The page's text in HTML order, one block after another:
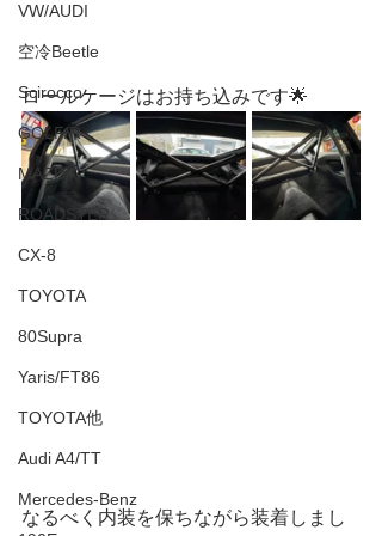
VW/AUDI
空冷Beetle
Scirocco
GOLF/R
MAZDA
ROADSTER
CX-8
TOYOTA
80Supra
Yaris/FT86
TOYOTA他
Audi A4/TT
Mercedes-Benz
ロールケージはお持ち込みです🌟
なるべく内装を保ちながら装着しまし